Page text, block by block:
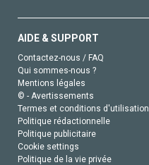
AIDE & SUPPORT
Contactez-nous / FAQ
Qui sommes-nous ?
Mentions légales
© - Avertissements
Termes et conditions d'utilisation
Politique rédactionnelle
Politique publicitaire
Cookie settings
Politique de la vie privée